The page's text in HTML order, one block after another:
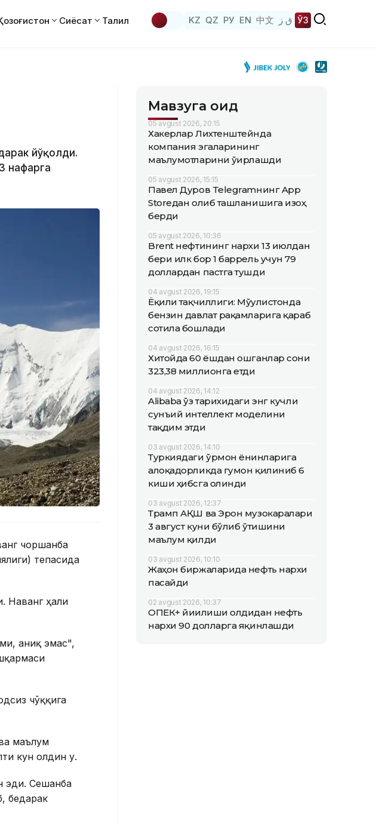
Сиёсат Таҳлил KZ QZ РУ EN 中文 ق ز ЎЗ
йўқолди.
нафарга
чоршанба
тепасида
Наванг ҳали
аниқ эмас",
чўққига
маълум
кун олдин у.
эди. Сешанба
бедарак
Мавзуга оид
05 avgust 2026, 20:15
Хакерлар Лихтенштейнда
компания эгаларининг
маълумотларини ўғирлашди
05 avgust 2026, 15:15
Павел Дуров Telegramнинг App
Storeдан олиб ташланишига изоҳ
берди
05 avgust 2026, 10:36
Brent нефтининг нархи 13 июлдан
бери илк бор 1 баррель учун 79
доллардан пастга тушди
04 avgust 2026, 19:15
Ёқилғи тақчиллиги: Мўғулистонда
бензин давлат рақамларига қараб
сотила бошлади
04 avgust 2026, 16:15
Хитойда 60 ёшдан ошганлар сони
323,38 миллионга етди
04 avgust 2026, 14:12
Alibaba ўз тарихидаги энг кучли
сунъий интеллект моделини
тақдим этди
03 avgust 2026, 14:10
Туркиядаги ўрмон ёнғинларига
алоқадорликда гумон қилиниб 6
киши ҳибсга олинди
03 avgust 2026, 12:37
Трамп АҚШ ва Эрон музокаралари
3 август куни бўлиб ўтишини
маълум қилди
03 avgust 2026, 10:10
Жаҳон биржаларида нефть нархи
пасайди
02 avgust 2026, 10:37
ОПEК+ йиғилиши олдидан нефть
нархи 90 долларга яқинлашди